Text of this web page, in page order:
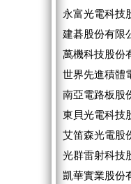
永富光電科技
建碁股份有限
萬機科技股份
世界先進積體
南亞電路板股
東貝光電科技
艾笛森光電股
光群雷射科技
凱華實業股份